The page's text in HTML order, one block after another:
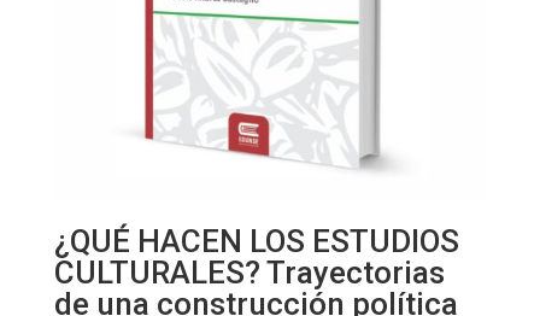
¿QUÉ HACEN LOS ESTUDIOS
CULTURALES? Trayectorias
de una construcción política